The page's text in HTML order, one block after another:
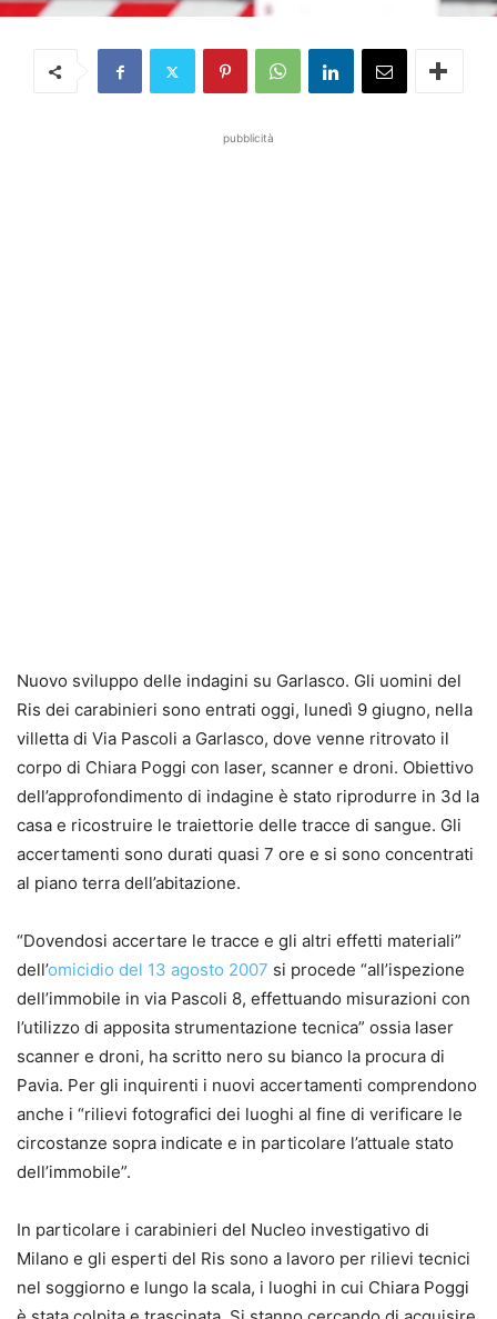
pubblicità
Nuovo sviluppo delle indagini su Garlasco. Gli uomini del
Ris dei carabinieri sono entrati oggi, lunedì 9 giugno, nella
villetta di Via Pascoli a Garlasco, dove venne ritrovato il
corpo di Chiara Poggi con laser, scanner e droni. Obiettivo
dell’approfondimento di indagine è stato riprodurre in 3d la
casa e ricostruire le traiettorie delle tracce di sangue. Gli
accertamenti sono durati quasi 7 ore e si sono concentrati
al piano terra dell’abitazione.
“Dovendosi accertare le tracce e gli altri effetti materiali”
dell’omicidio del 13 agosto 2007 si procede “all’ispezione
dell’immobile in via Pascoli 8, effettuando misurazioni con
l’utilizzo di apposita strumentazione tecnica” ossia laser
scanner e droni, ha scritto nero su bianco la procura di
Pavia. Per gli inquirenti i nuovi accertamenti comprendono
anche i “rilievi fotografici dei luoghi al fine di verificare le
circostanze sopra indicate e in particolare l’attuale stato
dell’immobile”.
In particolare i carabinieri del Nucleo investigativo di
Milano e gli esperti del Ris sono a lavoro per rilievi tecnici
nel soggiorno e lungo la scala, i luoghi in cui Chiara Poggi